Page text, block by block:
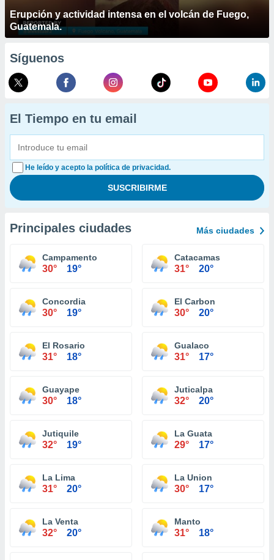
Erupción y actividad intensa en el volcán de Fuego,
Guatemala.
Síguenos
El Tiempo en tu email
He leído y acepto la política de privacidad.
Principales ciudades Más ciudades
Campamento
30° 19°
Catacamas
31° 20°
Concordia
30° 19°
El Carbon
30° 20°
El Rosario
31° 18°
Gualaco
31° 17°
Guayape
30° 18°
Juticalpa
32° 20°
Jutiquile
32° 19°
La Guata
29° 17°
La Lima
31° 20°
La Union
30° 17°
La Venta
32° 20°
Manto
31° 18°